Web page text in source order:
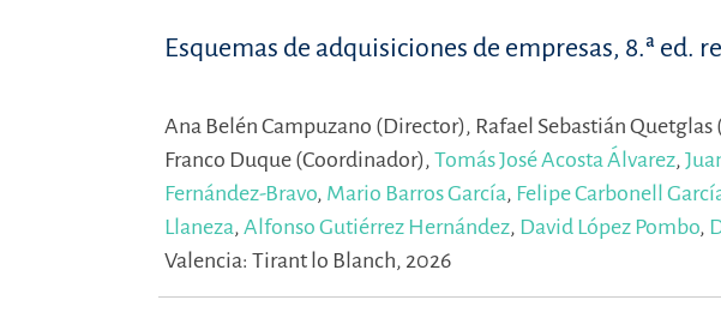
Esquemas de adquisiciones de empresas, 8.ª ed.
Ana Belén Campuzano (Director), Rafael Sebastián
Franco Duque (Coordinador), Tomás José Acosta Álvarez,
Fernández-Bravo, Mario Barros García, Felipe Carbonell
Llaneza, Alfonso Gutiérrez Hernández, David López Pombo,
Valencia: Tirant lo Blanch, 2026